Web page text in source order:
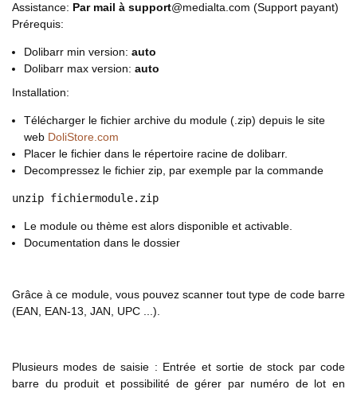
Assistance: Par mail à support@medialta.com (Support payant)
Prérequis:
Dolibarr min version: auto
Dolibarr max version: auto
Installation:
Télécharger le fichier archive du module (.zip) depuis le site
web DoliStore.com
Placer le fichier dans le répertoire racine de dolibarr.
Decompressez le fichier zip, par exemple par la commande
unzip fichiermodule.zip
Le module ou thème est alors disponible et activable.
Documentation dans le dossier
Grâce à ce module, vous pouvez scanner tout type de code barre
(EAN, EAN-13, JAN, UPC ...).
Plusieurs modes de saisie : Entrée et sortie de stock par code
barre du produit et possibilité de gérer par numéro de lot en